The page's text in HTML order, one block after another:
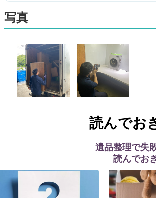
写真
読んでお
遺品整理で失
読んでお